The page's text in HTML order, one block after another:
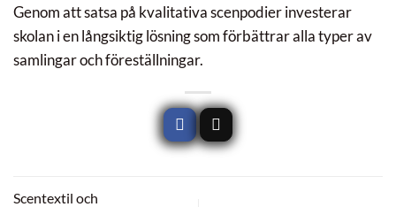
Genom att satsa på kvalitativa scenpodier investerar
skolan i en långsiktig lösning som förbättrar alla typer av
samlingar och föreställningar.
Scentextil och